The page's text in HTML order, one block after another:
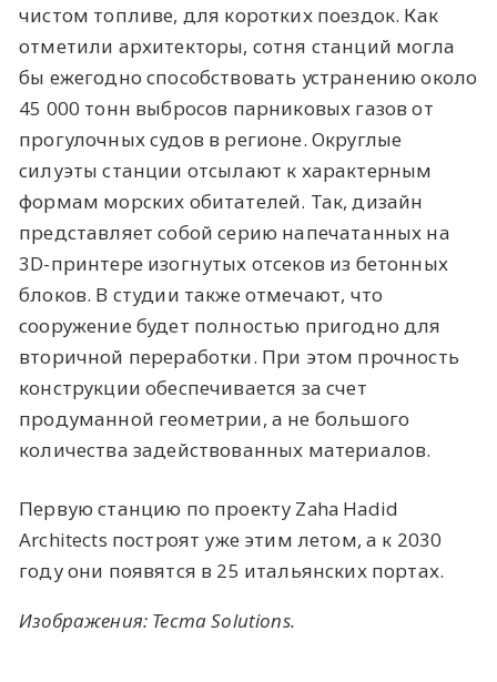
чистом топливе, для коротких поездок. Как
отметили архитекторы, сотня станций могла
бы ежегодно способствовать устранению около
45 000 тонн выбросов парниковых газов от
прогулочных судов в регионе. Округлые
силуэты станции отсылают к характерным
формам морских обитателей. Так, дизайн
представляет собой серию напечатанных на
3D-принтере изогнутых отсеков из бетонных
блоков. В студии также отмечают, что
сооружение будет полностью пригодно для
вторичной переработки. При этом прочность
конструкции обеспечивается за счет
продуманной геометрии, а не большого
количества задействованных материалов.
Первую станцию по проекту Zaha Hadid
Architects построят уже этим летом, а к 2030
году они появятся в 25 итальянских портах.
Изображения: Tecma Solutions.